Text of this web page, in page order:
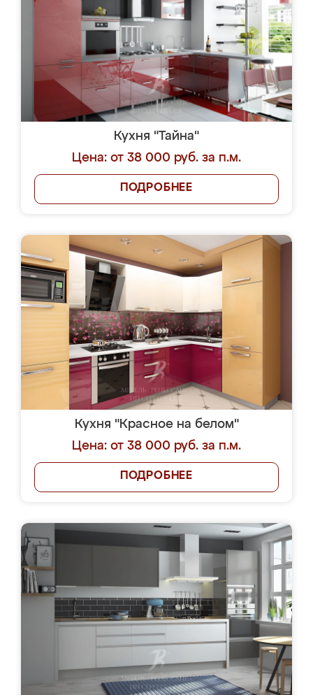
Кухня "Тайна"
Цена: от 38 000 руб. за п.м.
ПОДРОБНЕЕ
Кухня "Красное на белом"
Цена: от 38 000 руб. за п.м.
ПОДРОБНЕЕ